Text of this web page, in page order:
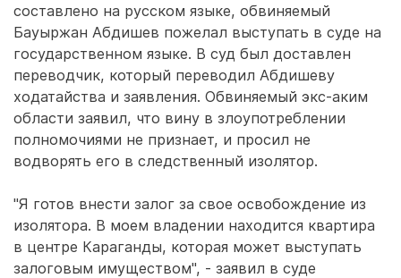
составлено на русском языке, обвиняемый
Бауыржан Абдишев пожелал выступать в суде на
государственном языке. В суд был доставлен
переводчик, который переводил Абдишеву
ходатайства и заявления. Обвиняемый экс-аким
области заявил, что вину в злоупотреблении
полномочиями не признает, и просил не
водворять его в следственный изолятор.
"Я готов внести залог за свое освобождение из
изолятора. В моем владении находится квартира
в центре Караганды, которая может выступать
залоговым имуществом", - заявил в суде